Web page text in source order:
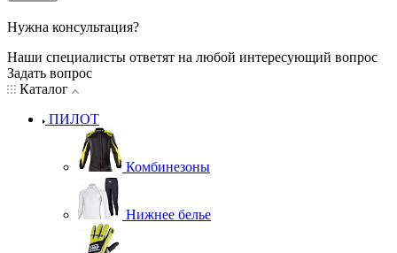
Нужна консультация?
Наши специалисты ответят на любой интересующий вопрос
Задать вопрос
Каталог
ПИЛОТ
Комбинезоны
Нижнее белье